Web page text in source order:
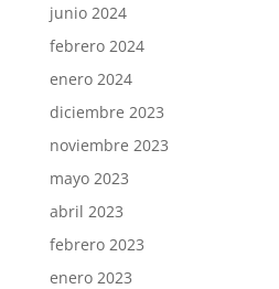
junio 2024
febrero 2024
enero 2024
diciembre 2023
noviembre 2023
mayo 2023
abril 2023
febrero 2023
enero 2023